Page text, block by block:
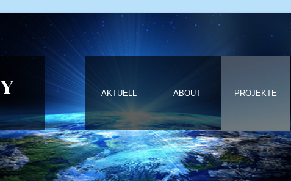
AKTUELL ABOUT PROJEKTE